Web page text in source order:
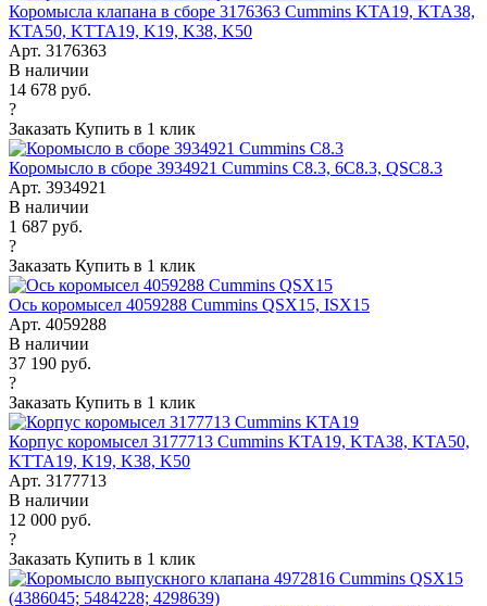
Коромысла клапана в сборе 3176363 Cummins KTA19, KTA38,
KTA50, KTTA19, K19, K38, K50
Арт. 3176363
В наличии
14 678 руб.
?
Заказать Купить в 1 клик
Коромысло в сборе 3934921 Cummins C8.3, 6C8.3, QSC8.3
Арт. 3934921
В наличии
1 687 руб.
?
Заказать Купить в 1 клик
Ось коромысел 4059288 Cummins QSX15, ISX15
Арт. 4059288
В наличии
37 190 руб.
?
Заказать Купить в 1 клик
Корпус коромысел 3177713 Cummins KTA19, KTA38, KTA50,
KTTA19, K19, K38, K50
Арт. 3177713
В наличии
12 000 руб.
?
Заказать Купить в 1 клик